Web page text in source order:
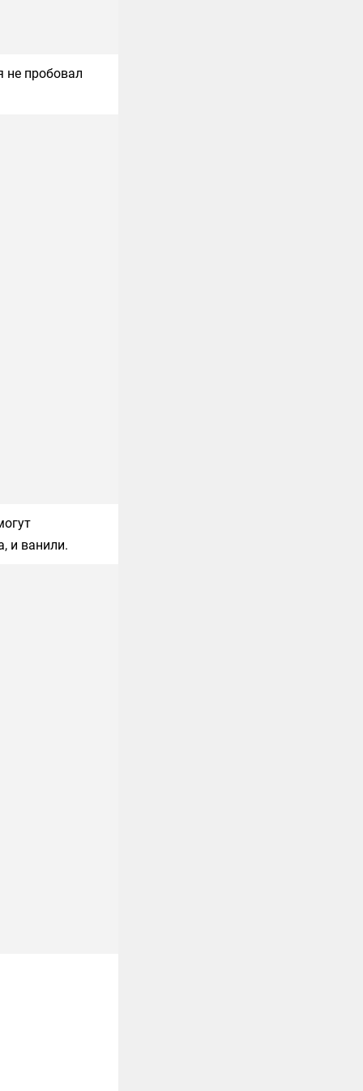
не пробовал
и ванили.